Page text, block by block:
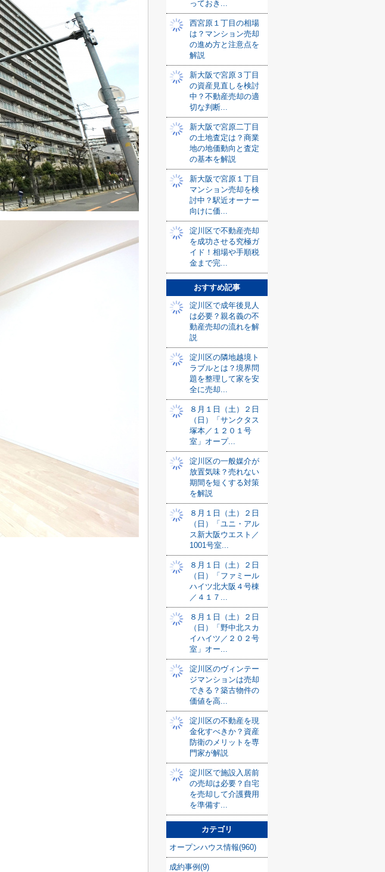
っておき...
西宮原１丁目の相場
は？マンション売却
の進め方と注意点を
解説
新大阪で宮原３丁目
の資産見直しを検討
中？不動産売却の適
切な判断...
新大阪で宮原二丁目
の土地査定は？商業
地の地価動向と査定
の基本を解説
新大阪で宮原１丁目
マンション売却を検
討中？駅近オーナー
向けに価...
淀川区で不動産売却
を成功させる究極ガ
イド！相場や手順税
金まで完...
おすすめ記事
淀川区で成年後見人
は必要？親名義の不
動産売却の流れを解
説
淀川区の隣地越境ト
ラブルとは？境界問
題を整理して家を安
全に売却...
８月１日（土）２日
（日）「サンクタス
塚本／１２０１号
室」オープ...
淀川区の一般媒介が
放置気味？売れない
期間を短くする対策
を解説
８月１日（土）２日
（日）「ユニ・アル
ス新大阪ウエスト／
1001号室...
８月１日（土）２日
（日）「ファミール
ハイツ北大阪４号棟
／４１７...
８月１日（土）２日
（日）「野中北スカ
イハイツ／２０２号
室」オー...
淀川区のヴィンテー
ジマンションは売却
できる？築古物件の
価値を高...
淀川区の不動産を現
金化すべきか？資産
防衛のメリットを専
門家が解説
淀川区で施設入居前
の売却は必要？自宅
を売却して介護費用
を準備す...
カテゴリ
オープンハウス情報(960)
成約事例(9)